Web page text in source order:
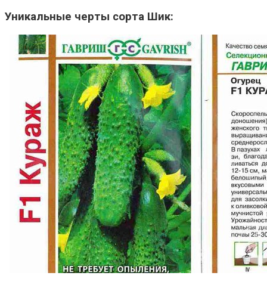
Уникальные черты сорта Шик: